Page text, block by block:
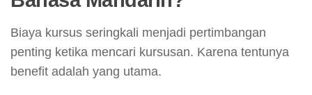
Biaya kursus seringkali menjadi pertimbangan
penting ketika mencari kursusan. Karena tentunya
benefit adalah yang utama.